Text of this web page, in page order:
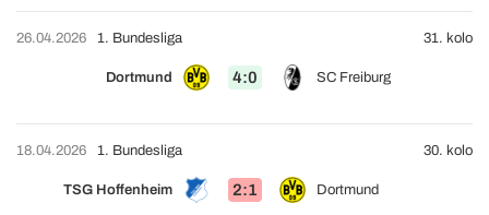
26.04.2026
Dortmund 4:0 SC Freiburg
1. Bundesliga 31. kolo
18.04.2026
TSG Hoffenheim 2:1 Dortmund
1. Bundesliga 30. kolo